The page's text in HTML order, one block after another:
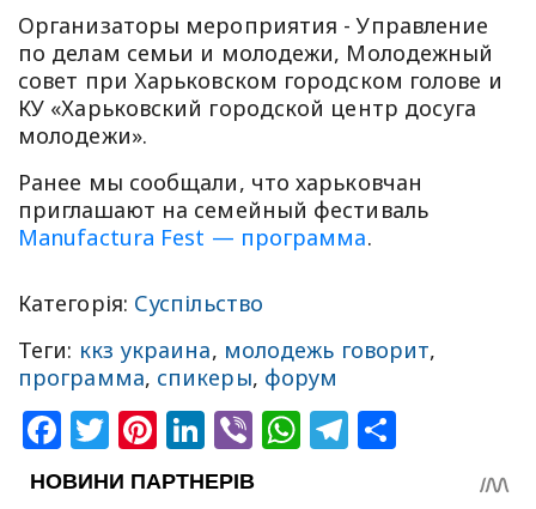
Организаторы мероприятия - Управление
по делам семьи и молодежи, Молодежный
совет при Харьковском городском голове и
КУ «Харьковский городской центр досуга
молодежи».
Ранее мы сообщали, что харьковчан
приглашают на семейный фестиваль
Manufactura Fest — программа.
Категорія: Суспільство
Теги: ккз украина, молодежь говорит,
программа, спикеры, форум
Facebook
Twitter
Pinterest
LinkedIn
ViberWhatsApp
Telegram